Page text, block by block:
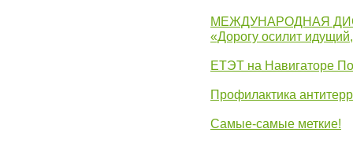
МЕЖДУНАРОДНАЯ
«Дорогу осилит
ЕТЭТ на Навигаторе
Профилактика
Самые-самые меткие!